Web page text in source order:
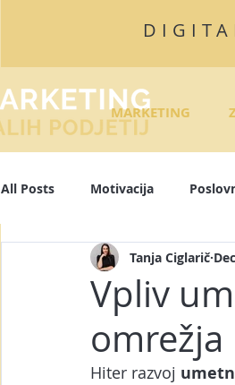
MARKETING
All Posts Motivacija
Algoritmi Facebook
Osebna blagovna znamka
Vpliv
omrežja
Tanja Ciglarič
Hiter razvoj